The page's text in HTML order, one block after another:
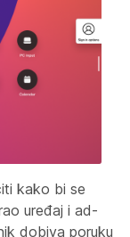
kako bi se
uređaj i ad-
dobiva poruku